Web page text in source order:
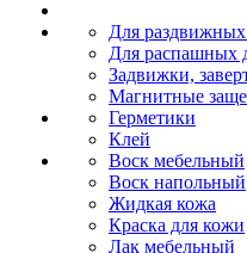
Для раздвижных
Для распашных
Задвижки,
Магнитные
Герметики
Клей
Воск мебельный
Воск напольный
Жидкая кожа
Краска для кожи
Лак мебельный